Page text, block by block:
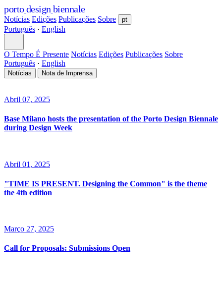
porto design biennale
Notícias Edições Publicações Sobre pt
Português · English
O Tempo É Presente Notícias Edições Publicações Sobre
Português · English
Notícias Nota de Imprensa
Abril 07, 2025
Base Milano hosts the presentation of the Porto Design Biennale
during Design Week
Abril 01, 2025
"TIME IS PRESENT. Designing the Common" is the theme
the 4th edition
Março 27, 2025
Call for Proposals: Submissions Open